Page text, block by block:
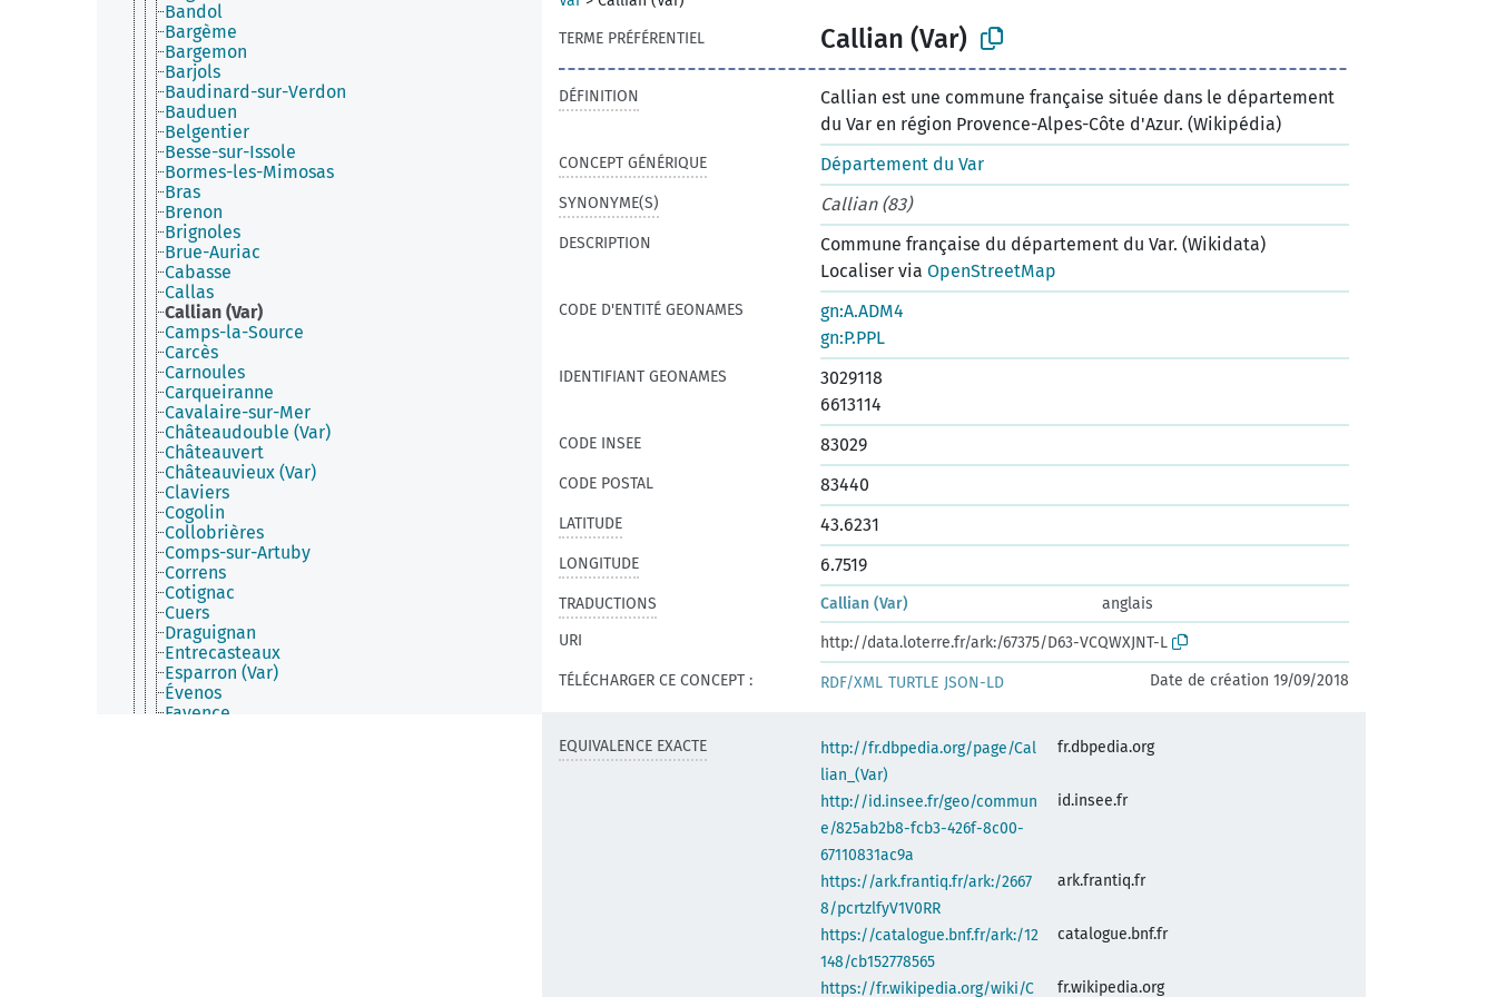
Bandol
Bargème
Bargemon
Barjols
Baudinard-sur-Verdon
Bauduen
Belgentier
Besse-sur-Issole
Bormes-les-Mimosas
Bras
Brenon
Brignoles
Brue-Auriac
Cabasse
Callas
Callian (Var)
Camps-la-Source
Carcès
Carnoules
Carqueiranne
Cavalaire-sur-Mer
Châteaudouble (Var)
Châteauvert
Châteauvieux (Var)
Claviers
Cogolin
Collobrières
Comps-sur-Artuby
Correns
Cotignac
Cuers
Draguignan
Entrecasteaux
Esparron (Var)
Évenos
Fayence
TERME PRÉFÉRENTIEL
Callian (Var)
DÉFINITION
Callian est une commune française située dans le département
du Var en région Provence-Alpes-Côte d'Azur. (Wikipédia)
CONCEPT GÉNÉRIQUE Département du Var
SYNONYME(S) Callian (83)
DESCRIPTION
Commune française du département du Var. (Wikidata)
Localiser via OpenStreetMap
CODE D'ENTITÉ GEONAMES
gn:A.ADM4
gn:P.PPL
IDENTIFIANT GEONAMES
3029118
6613114
CODE INSEE 83029
CODE POSTAL 83440
LATITUDE 43.6231
LONGITUDE 6.7519
TRADUCTIONS Callian (Var)
anglais
URI
http://data.loterre.fr/ark:/67375/D63-VCQWXJNT-L
TÉLÉCHARGER CE CONCEPT :
RDF/XML TURTLE JSON-LD Date de création 19/09/2018
EQUIVALENCE EXACTE
http://fr.dbpedia.org/page/Cal
lian_(Var)
fr.dbpedia.org
http://id.insee.fr/geo/commun
e/825ab2b8-fcb3-426f-8c00-
67110831ac9a
id.insee.fr
https://ark.frantiq.fr/ark:/2667
8/pcrtzlfyV1V0RR
ark.frantiq.fr
https://catalogue.bnf.fr/ark:/12
148/cb152778565
catalogue.bnf.fr
https://fr.wikipedia.org/wiki/C fr.wikipedia.org